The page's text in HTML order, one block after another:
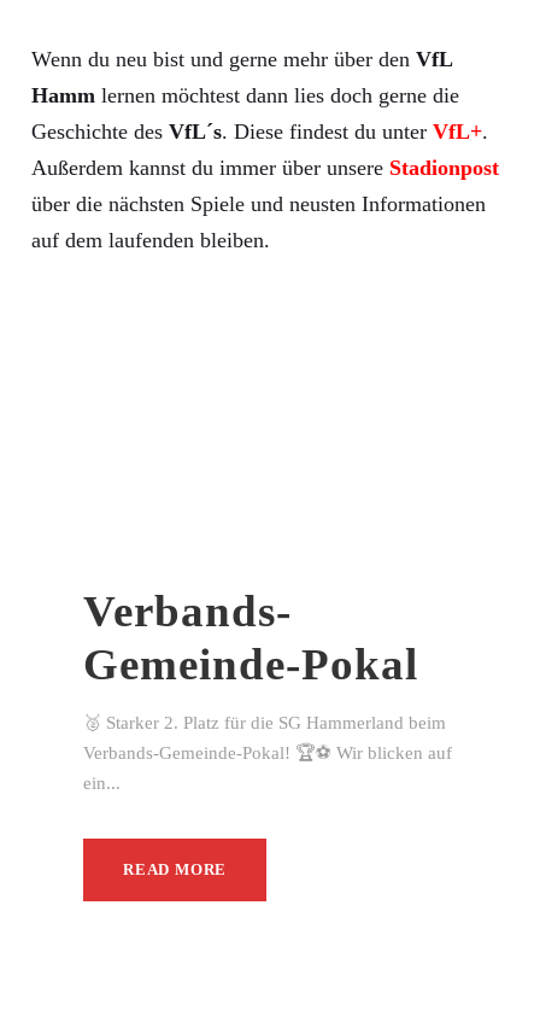
Wenn du neu bist und gerne mehr über den VfL
Hamm lernen möchtest dann lies doch gerne die
Geschichte des VfL´s. Diese findest du unter VfL+.
Außerdem kannst du immer über unsere Stadionpost
über die nächsten Spiele und neusten Informationen
auf dem laufenden bleiben.
Verbands-
Gemeinde-Pokal
🥈 Starker 2. Platz für die SG Hammerland beim
Verbands-Gemeinde-Pokal! 🏆⚽ Wir blicken auf
ein...
READ MORE